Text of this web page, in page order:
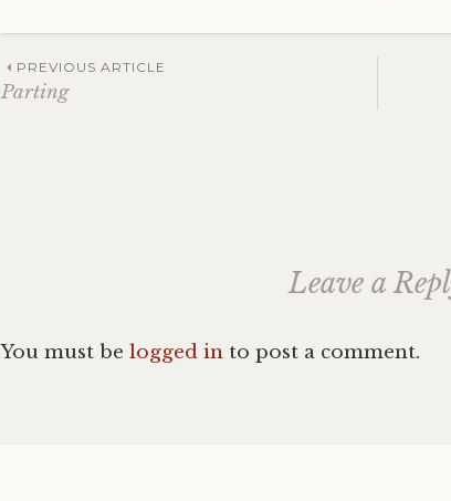
Post
PREVIOUS ARTICLE
Parting
Leave a
You must be logged in to post a comment.